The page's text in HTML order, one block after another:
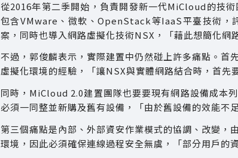
從2016年第二季開始，負責開發新一代MiCloud的技
包含VMware、微軟、OpenStack等IaaS平臺技術，
案，同時也導入網路虛擬化技術NSX，「藉此想簡化網
不過，郭俊麟表示，實際建置中仍然碰上許多痛點。
虛擬化環境的經驗，「讓NSX與實體網路結合時，首先
同時，MiCloud 2.0建置團隊也要要現有網路設備成本
必須一同整並新購及舊有設備，「由於舊設備的效能不
第三個痛點是內部、外部資安作業模式的協調、改變
環境，因此必須確保連線過程安全無虞，「部分用戶的